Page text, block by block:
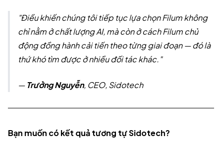
"Điều khiến chúng tôi tiếp tục lựa chọn Filum không
chỉ nằm ở chất lượng AI, mà còn ở cách Filum chủ
động đồng hành cải tiến theo từng giai đoạn — đó là
thứ khó tìm được ở nhiều đối tác khác."
—Trưởng Nguyễn, CEO, Sidotech
Bạn muốn có kết quả tương tự Sidotech?